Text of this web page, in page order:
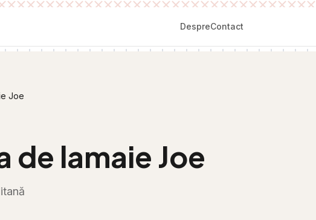
DespreContact
Joe
de lamaie Joe